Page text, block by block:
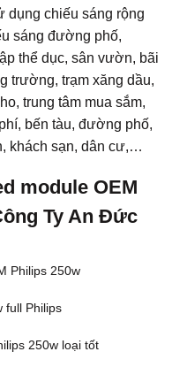
chiếu sáng rộng
sáng đường phố,
thể dục, sân vườn, bãi
trường, trạm xăng dầu,
trung tâm mua sắm,
bến tàu, đường phố,
khách sạn, dân cư,…
module OEM
Ty An Đức